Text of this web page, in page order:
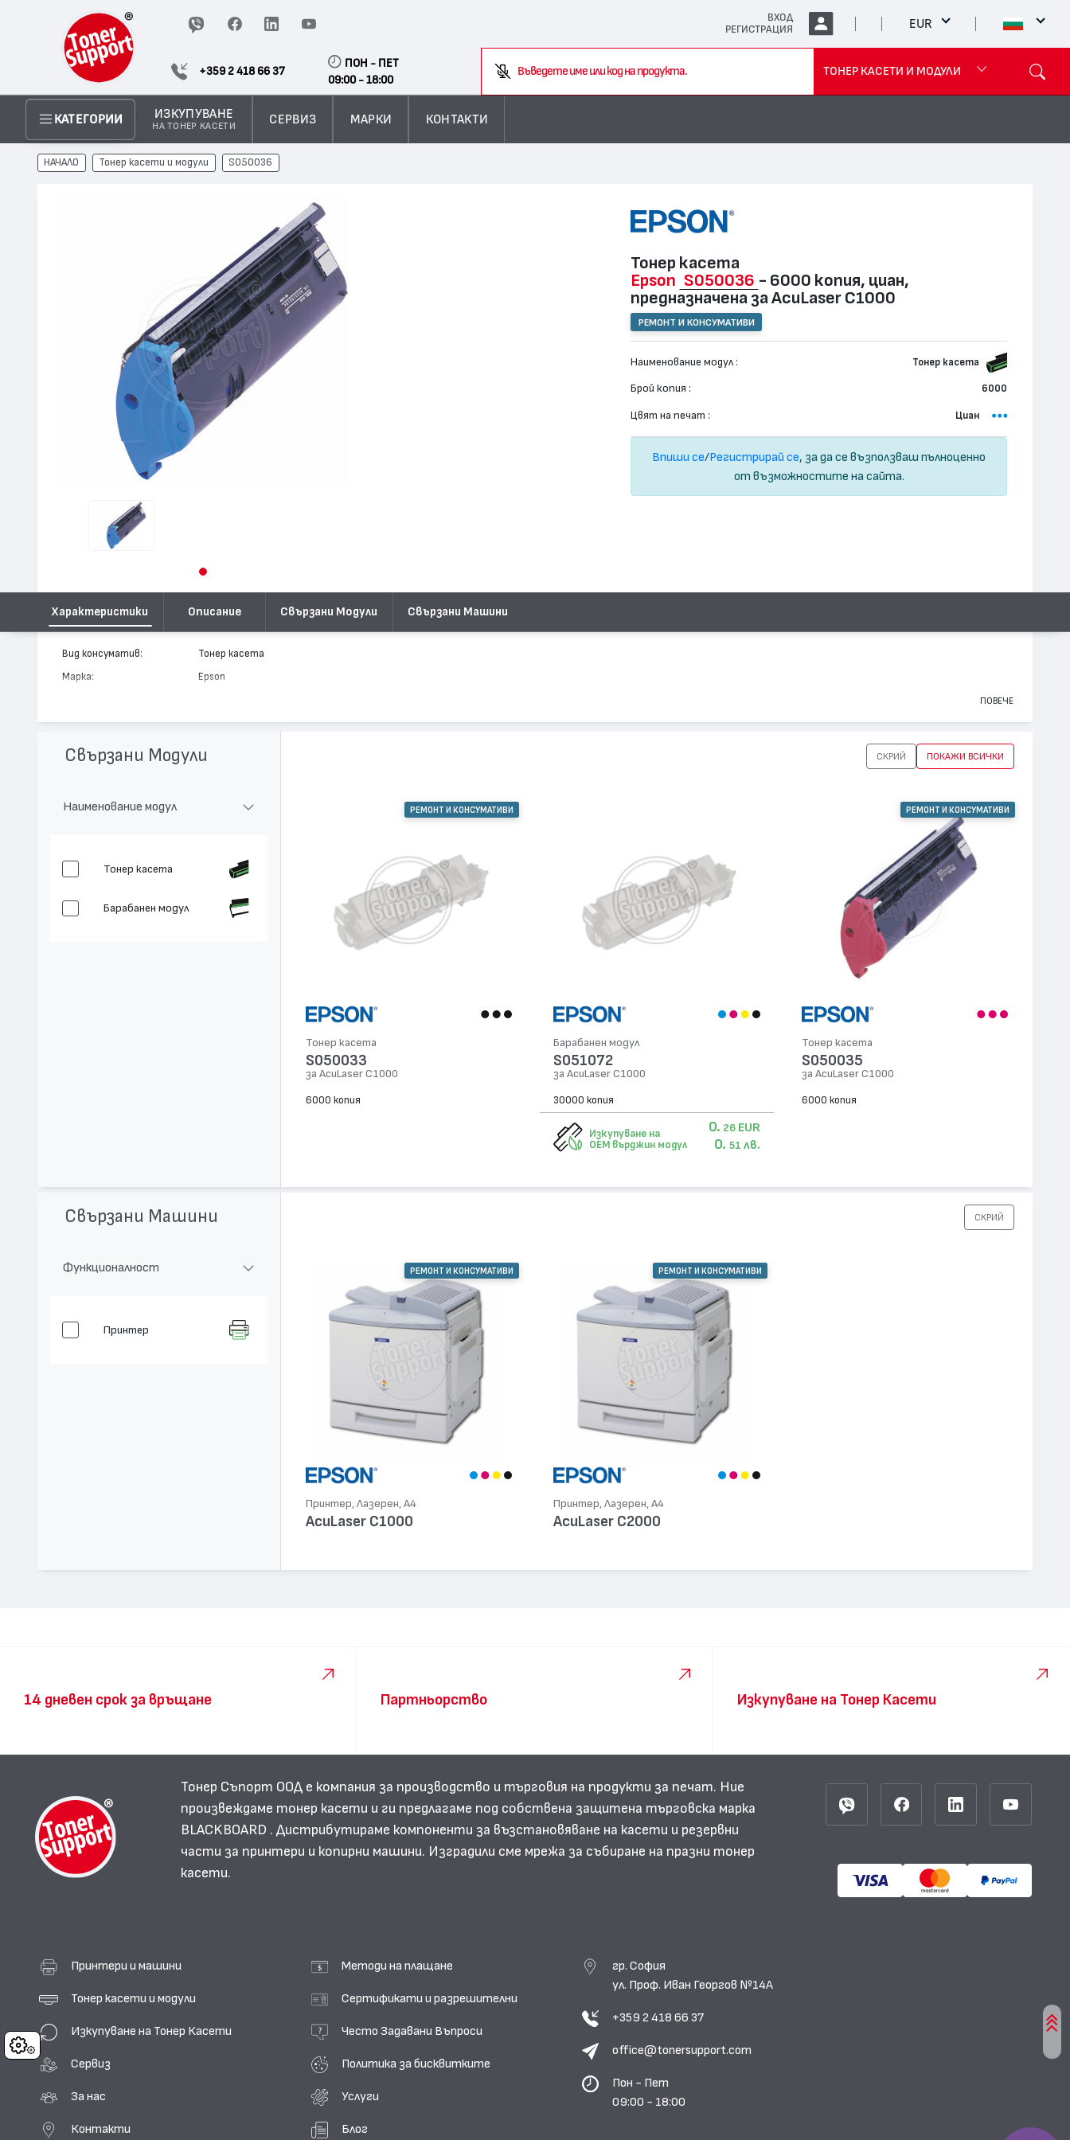
Cookies
ВХОД
РЕГИСТРАЦИЯ
EUR
+359 2 418 66 37
ПОН - ПЕТ
09:00 - 18:00
Въведете име или код на продукта.
ТОНЕР КАСЕТИ И МОДУЛИ
КАТЕГОРИИ ИЗКУПУВАНЕ
НА ТОНЕР КАСЕТИ
СЕРВИЗ МАРКИ КОНТАКТИ
НАЧАЛО Тонер касети и модули S050036
Тонер касета
Epson S050036 - 6000 копия, циан,
предназначена за AcuLaser C1000
РЕМОНТ И КОНСУМАТИВИ
Наименование модул : Тонер касета
Брой копия : 6000
Цвят на печат : Циан
Впиши се/Регистрирай се, за да се възползваш пълноценно
от възможностите на сайта.
Характеристики Описание Свързани Модули Свързани Машини
Вид консуматив: Тонер касета
Марка: Epson
Цвят: Циан
Капацитет:
ПОВЕЧЕ
Свързани Модули СКРИЙ ПОКАЖИ ВСИЧКИ
Наименование модул
Тонер касета
Барабанен модул
РЕМОНТ И КОНСУМАТИВИ
Тонер касета
S050033
за AcuLaser C1000
6000 копия
Барабанен модул
S051072
за AcuLaser C1000
30000 копия
Изкупуване на
OEM върджин модул
0. 26 EUR
0. 51 лв.
РЕМОНТ И КОНСУМАТИВИ
Тонер касета
S050035
за AcuLaser C1000
6000 копия
Свързани Машини СКРИЙ
Функционалност
Принтер
РЕМОНТ И КОНСУМАТИВИ
Принтер, Лазерен, А4
AcuLaser C1000
РЕМОНТ И КОНСУМАТИВИ
Принтер, Лазерен, А4
AcuLaser C2000
14 дневен срок за връщане Партньорство Изкупуване на Тонер Касети
Тонер Съпорт ООД е компания за производство и търговия на продукти за печат. Ние
произвеждаме тонер касети и ги предлагаме под собствена защитена търговска марка
BLACKBOARD . Дистрибутираме компоненти за възстановяване на касети и резервни
части за принтери и копирни машини. Изградили сме мрежа за събиране на празни тонер
касети.
Принтери и машини
Тонер касети и модули
Изкупуване на Тонер Касети
Сервиз
За нас
Контакти
Методи на плащане
Сертификати и разрешителни
Често Задавани Въпроси
Политика за бисквитките
Услуги
Блог
гр. София
ул. Проф. Иван Георгов №14А
+359 2 418 66 37
office@tonersupport.com
Пон - Пет
09:00 - 18:00